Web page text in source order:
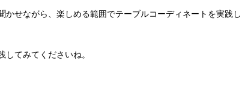
せながら、楽しめる範囲でテーブルコーディネートを実践し
てみてくださいね。